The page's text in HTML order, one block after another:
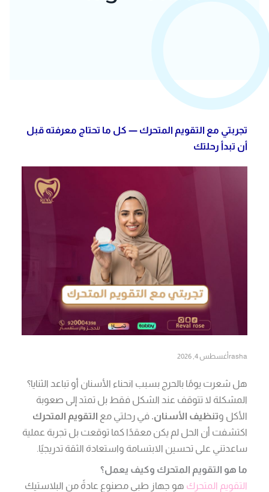
تجربتي مع التقويم المتحرك — كل ما تحتاج معرفته قبل
أن تبدأ رحلتك
rasha أغسطس 4, 2026
هل شعرت يومًا بالحرج بسبب انحناء الأسنان أو تباعد الثنايا؟
المشكلة لا تتوقف عند الشكل فقط بل تمتد إلى صعوبة
الأكل وتنظيف الأسنان. في رحلتي مع التقويم المتحرك
اكتشفت أن الحل لم يكن معقدًا كما توقعت بل تجربة عملية
ساعدتني على تحسين الابتسامة واستعادة الثقة تدريجيًا.
ما هو التقويم المتحرك وكيف يعمل؟
التقويم المتحرك هو جهاز طبي مصنوع عادةً من البلاستيك